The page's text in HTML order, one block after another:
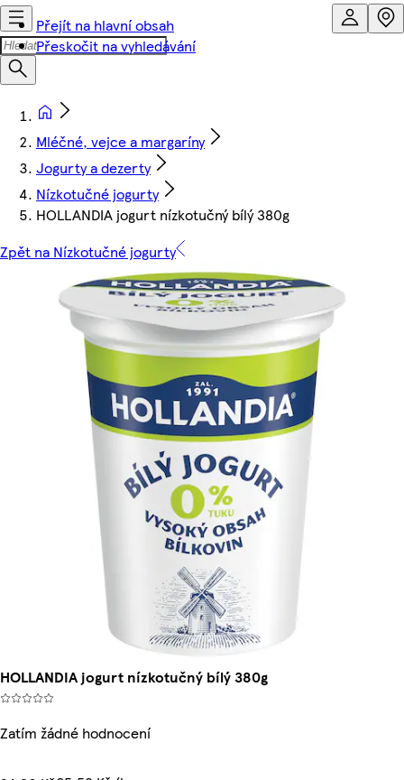
Přejít na hlavní obsah
Přeskočit na vyhledávání
Mléčné, vejce a margaríny
Jogurty a dezerty
Nízkotučné jogurty
HOLLANDIA jogurt nízkotučný bílý 380g
Zpět na Nízkotučné jogurty
HOLLANDIA jogurt nízkotučný bílý 380g
Zatím žádné hodnocení